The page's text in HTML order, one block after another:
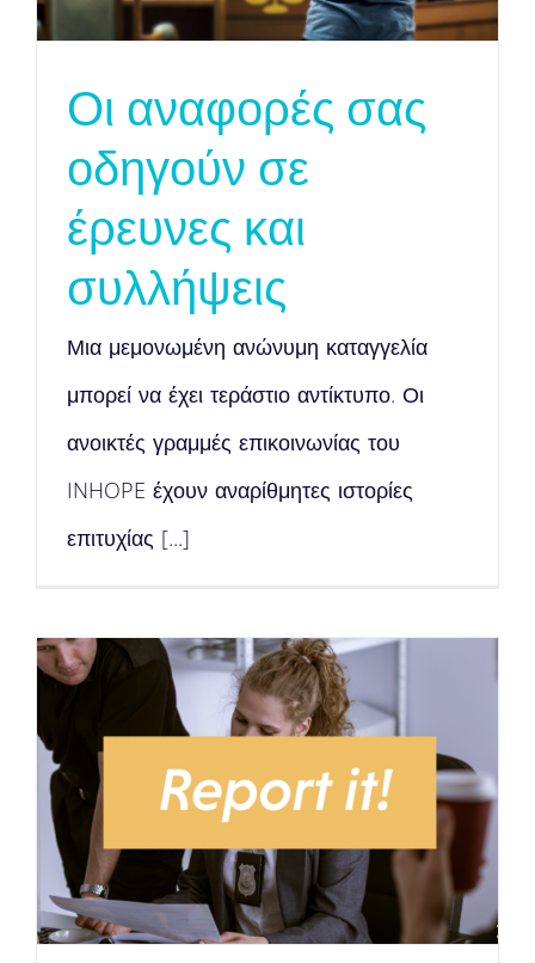
Οι αναφορές σας
οδηγούν σε
έρευνες και
συλλήψεις
Μια μεμονωμένη ανώνυμη καταγγελία
μπορεί να έχει τεράστιο αντίκτυπο. Οι
ανοικτές γραμμές επικοινωνίας του
INHOPE έχουν αναρίθμητες ιστορίες
επιτυχίας [...]